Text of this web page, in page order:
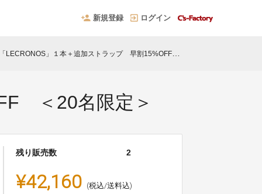
新規登録 ログイン
LECRONOS」１本＋追加ストラップ 早割15%OFF ＜20名限定＞
＜20名限定＞
残り販売数 2
¥42,160 (税込/送料込)